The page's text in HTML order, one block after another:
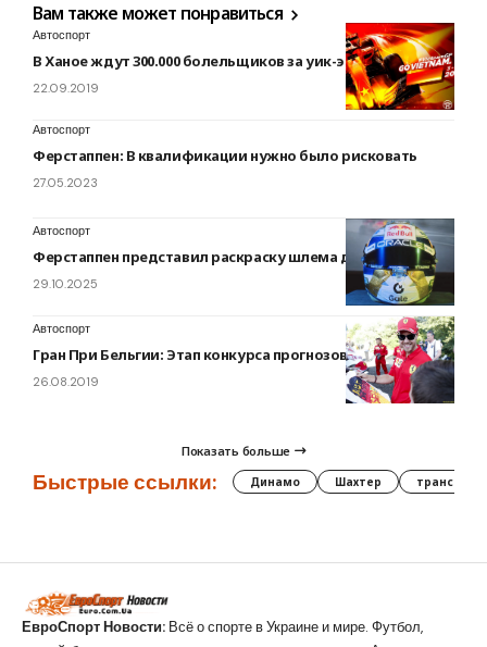
Вам также может понравиться
Автоспорт
В Ханое ждут 300.000 болельщиков за уик-энд
22.09.2019
Автоспорт
Ферстаппен: В квалификации нужно было рисковать
27.05.2023
Автоспорт
Ферстаппен представил раскраску шлема для Бразилии
29.10.2025
Автоспорт
Гран При Бельгии: Этап конкурса прогнозов
26.08.2019
Показать больше
Быстрые ссылки: Динамо Шахтер трансферы
ЕвроСпорт Новости: Всё о спорте в Украине и мире. Футбол,